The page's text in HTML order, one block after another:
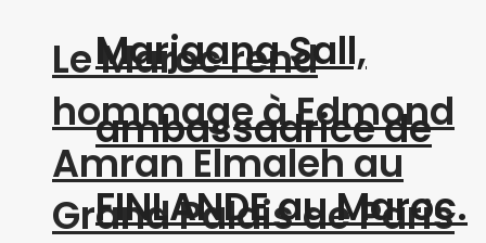
Le Maroc rend
hommage à Edmond
Amran Elmaleh au
Grand Palais de Paris
Marjaana Sall,
ambassadrice de
FINLANDE au Maroc.